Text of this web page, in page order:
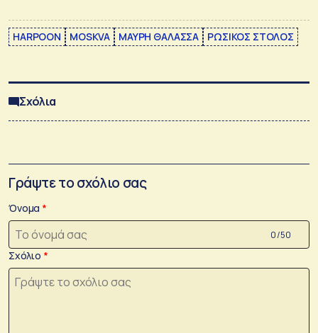
HARPOON MOSKVA ΜΑΥΡΗ ΘΑΛΑΣΣΑ ΡΩΣΙΚΟΣ ΣΤΟΛΟΣ
Σχόλια
Γράψτε το σχόλιο σας
Όνομα
0 /50
Σχόλιο